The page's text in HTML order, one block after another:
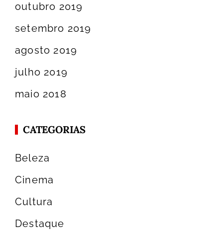
outubro 2019
setembro 2019
agosto 2019
julho 2019
maio 2018
CATEGORIAS
Beleza
Cinema
Cultura
Destaque